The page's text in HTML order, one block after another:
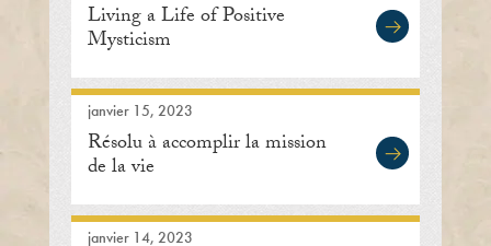
Living a Life of Positive
Mysticism
janvier 15, 2023
Résolu à accomplir la mission
de la vie
janvier 14, 2023